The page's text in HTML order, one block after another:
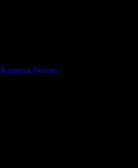
Kunena Forum